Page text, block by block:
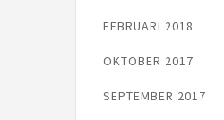
FEBRUARI 2018
OKTOBER 2017
SEPTEMBER 2017